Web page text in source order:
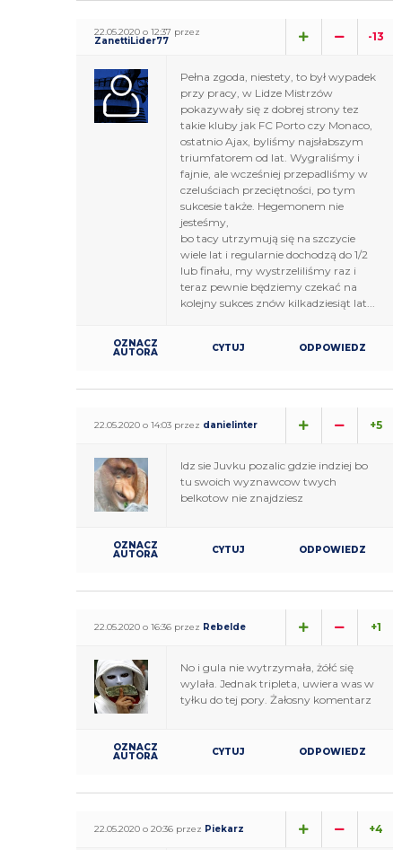
22.05.2020 o 12:37 przez
ZanettiLider77 -13
Pełna zgoda, niestety, to był wypadek
przy pracy, w Lidze Mistrzów
pokazywały się z dobrej strony tez
takie kluby jak FC Porto czy Monaco,
ostatnio Ajax, byliśmy najsłabszym
triumfatorem od lat. Wygraliśmy i
fajnie, ale wcześniej przepadliśmy w
czeluściach przeciętności, po tym
sukcesie także. Hegemonem nie
jesteśmy,
bo tacy utrzymują się na szczycie
wiele lat i regularnie dochodzą do 1/2
lub finału, my wystrzeliliśmy raz i
teraz pewnie będziemy czekać na
kolejny sukces znów kilkadziesiąt lat...
OZNACZ
AUTORA CYTUJ ODPOWIEDZ
22.05.2020 o 14:03 przez danielinter +5
Idz sie Juvku pozalic gdzie indziej bo
tu swoich wyznawcow twych
belkotow nie znajdziesz
OZNACZ
AUTORA CYTUJ ODPOWIEDZ
22.05.2020 o 16:36 przez Rebelde +1
No i gula nie wytrzymała, żółć się
wylała. Jednak tripleta, uwiera was w
tyłku do tej pory. Żałosny komentarz
OZNACZ
AUTORA CYTUJ ODPOWIEDZ
22.05.2020 o 20:36 przez Piekarz +4